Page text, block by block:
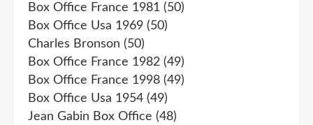
Box Office France 1981 (50)
Box Office Usa 1969 (50)
Charles Bronson (50)
Box Office France 1982 (49)
Box Office France 1998 (49)
Box Office Usa 1954 (49)
Jean Gabin Box Office (48)